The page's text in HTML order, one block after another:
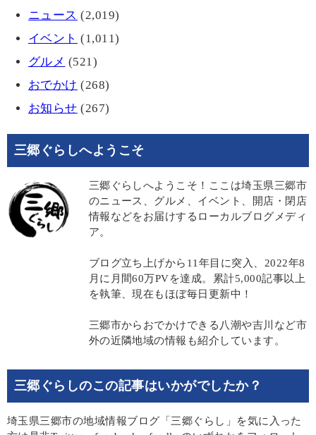
ニュース (2,019)
イベント (1,011)
グルメ (521)
おでかけ (268)
お知らせ (267)
三郷ぐらしへようこそ
三郷ぐらしへようこそ！ここは埼玉県三郷市
のニュース、グルメ、イベント、開店・閉店
情報などをお届けするローカルブログメディ
ア。
ブログ立ち上げから11年目に突入、2022年8
月に月間60万PVを達成。累計5,000記事以上
を執筆、現在もほぼ毎日更新中！
三郷市からおでかけできる八潮や吉川など市
外の近隣地域の情報も紹介しています。
三郷ぐらしのこの記事はいかがでしたか？
埼玉県三郷市の地域情報ブログ「三郷ぐらし」を気に入った